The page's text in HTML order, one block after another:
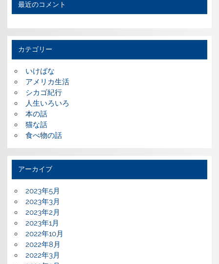
最近のコメント
カテゴリー
いけばな
アメリカ生活
シカゴ紀行
人生いろいろ
本の話
猫な話
食べ物の話
アーカイブ
2023年5月
2023年3月
2023年2月
2023年1月
2022年10月
2022年8月
2022年3月